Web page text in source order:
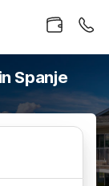
Spanje